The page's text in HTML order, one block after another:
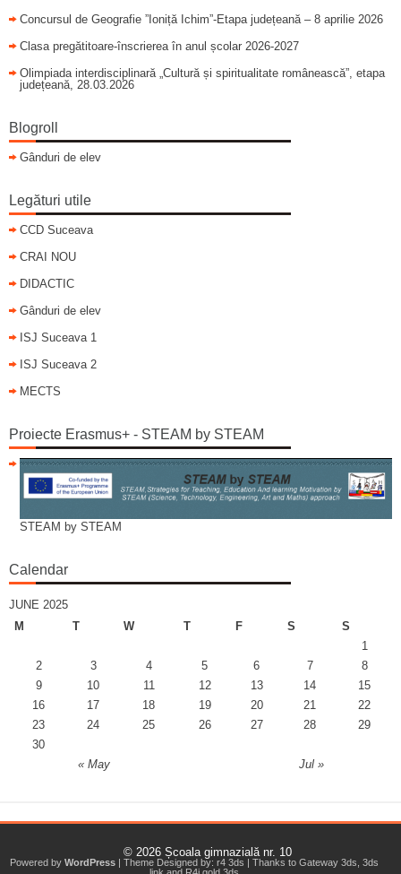
Concursul de Geografie ”Ioniță Ichim”-Etapa județeană – 8 aprilie 2026
Clasa pregătitoare-înscrierea în anul școlar 2026-2027
Olimpiada interdisciplinară „Cultură și spiritualitate românească”, etapa
județeană, 28.03.2026
Blogroll
Gânduri de elev
Legături utile
CCD Suceava
CRAI NOU
DIDACTIC
Gânduri de elev
ISJ Suceava 1
ISJ Suceava 2
MECTS
Proiecte Erasmus+ - STEAM by STEAM
STEAM by STEAM
Calendar
JUNE 2025
M
T W T F S S
« May Jul »
1
2
3 4 5 6 7
8
9
10 11 12 13 14
15
16
17 18 19 20 21
22
23
24 25 26 27 28
29
30
© 2026 Școala gimnazială nr. 10
Powered by WordPress| Theme Designed by: r4 3ds | Thanks to Gateway 3ds 3ds
link and R4i gold 3ds